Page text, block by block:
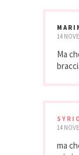
14
Ma
14
ma